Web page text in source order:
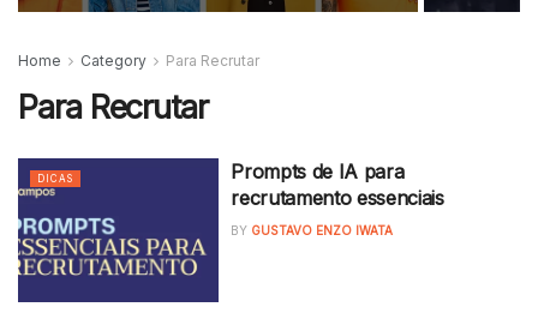
Home Category Para Recrutar
Para Recrutar
DICAS
Prompts de IA para
recrutamento essenciais
BY GUSTAVO ENZO IWATA